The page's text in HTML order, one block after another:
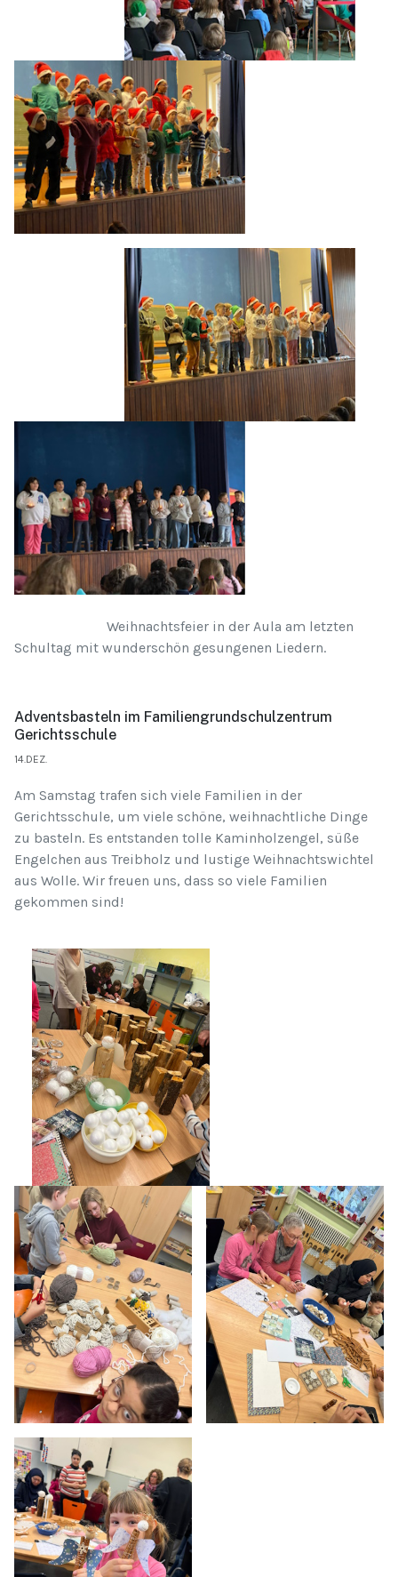
Weihnachtsfeier in der Aula am letzten
Schultag mit wunderschön gesungenen Liedern.
Adventsbasteln im Familiengrundschulzentrum
Gerichtsschule
14.DEZ.
Am Samstag trafen sich viele Familien in der
Gerichtsschule, um viele schöne, weihnachtliche Dinge
zu basteln. Es entstanden tolle Kaminholzengel, süße
Engelchen aus Treibholz und lustige Weihnachtswichtel
aus Wolle. Wir freuen uns, dass so viele Familien
gekommen sind!